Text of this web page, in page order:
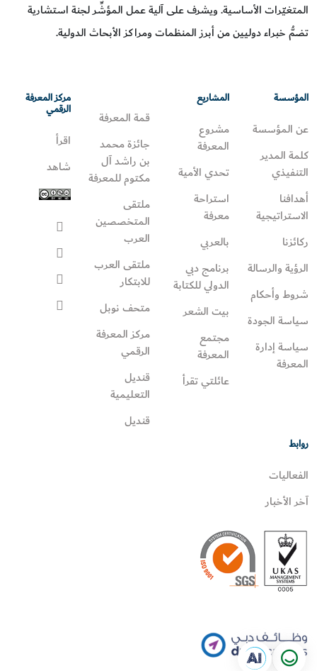
المتغيّرات الأساسية. ويشرف على آلية عمل المؤشِّر لجنة استشارية
تضمُّ خبراء دوليين من أبرز المنظمات ومراكز الأبحاث الدولية.
المؤسسة
عن المؤسسة
كلمة المدير
التنفيذي
أهدافنا
الاستراتيجية
ركائزنا
الرؤية والرسالة
شروط وأحكام
سياسة الجودة
سياسة إدارة
المعرفة
المشاريع
مشروع
المعرفة
تحدي الأمية
استراحة
معرفة
بالعربي
برنامج دبي
الدولي للكتابة
بيت الشعر
مجتمع
المعرفة
عائلتي تقرأ‎
قمة المعرفة
جائزة محمد
بن راشد آل
مكتوم للمعرفة
ملتقى
المتخصصين
العرب
ملتقى العرب
للابتكار
متحف نوبل
مركز المعرفة
الرقمي
قنديل
التعليمية
قنديل
مركز المعرفة
الرقمي
اقرأ
شاهد
روابط
الفعاليات
آخر الأخبار